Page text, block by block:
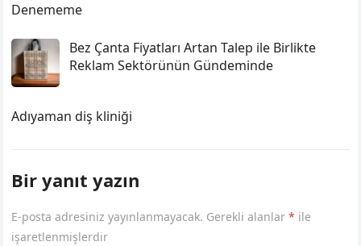
Denememe
Bez Çanta Fiyatları Artan Talep ile Birlikte
Reklam Sektörünün Gündeminde
Adıyaman diş kliniği
Bir yanıt yazın
E-posta adresiniz yayınlanmayacak. Gerekli alanlar* ile
işaretlenmişlerdir